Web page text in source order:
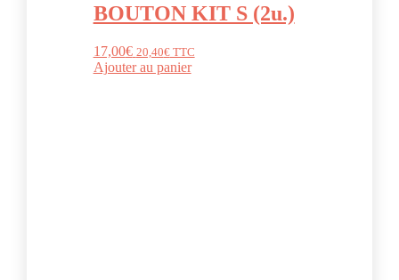
BOUTON KIT S (2u.)
17,00€ 20,40€TTC
Ajouter au panier